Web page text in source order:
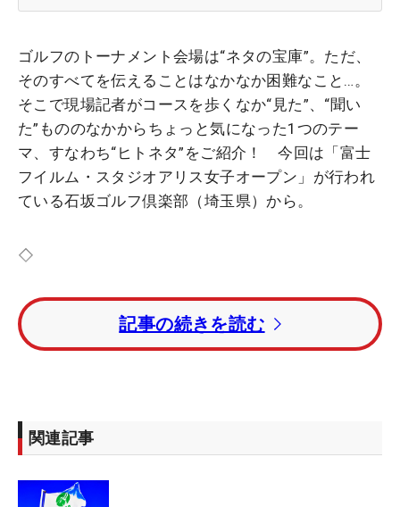
ゴルフのトーナメント会場は“ネタの宝庫”。ただ、
そのすべてを伝えることはなかなか困難なこと…。
そこで現場記者がコースを歩くなか“見た”、“聞い
た”もののなかからちょっと気になった1つのテー
マ、すなわち“ヒトネタ”をご紹介！ 今回は「富士
フイルム・スタジオアリス女子オープン」が行われ
ている石坂ゴルフ倶楽部（埼玉県）から。
◇
2日目をトータル8アンダー・首位タイで終えたプラ
チナ世代の阿部未悠。そんな彼女の趣味はなんとい
っても“写真撮影”だ。
ンズをつけたカメラを担いで冬の森に入り、自然の
動物たちを撮影。“ネイチャー系カメラマン”として
記事の続きを読む
関連記事